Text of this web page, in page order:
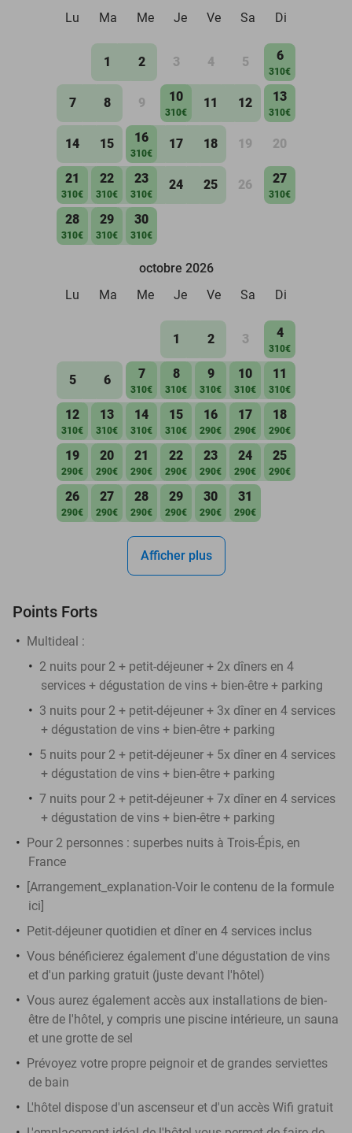
Lu
Ma Me Je Ve Sa Di
1 2 3 4 5 6
310€
7 8 9 10
310€
11 12 13
310€
14 15 16
310€
17 18 19 20
21
310€
22
310€
23
310€
24 25 26 27
310€
28
310€
29
310€
30
310€
octobre 2026
Lu
Ma Me Je Ve Sa Di
1 2 3 4
310€
5 6 7
310€
8
310€
9
310€
10
310€
11
310€
12
310€
13
310€
14
310€
15
310€
16
290€
17
290€
18
290€
19
290€
20
290€
21
290€
22
290€
23
290€
24
290€
25
290€
26
290€
27
290€
28
290€
29
290€
30
290€
31
290€
Afficher plus
Points Forts
Multideal :
2 nuits pour 2 + petit-déjeuner + 2x dîners en 4
services + dégustation de vins + bien-être + parking
3 nuits pour 2 + petit-déjeuner + 3x dîner en 4 services
+ dégustation de vins + bien-être + parking
5 nuits pour 2 + petit-déjeuner + 5x dîner en 4 services
+ dégustation de vins + bien-être + parking
7 nuits pour 2 + petit-déjeuner + 7x dîner en 4 services
+ dégustation de vins + bien-être + parking
Pour 2 personnes : superbes nuits à Trois-Épis, en
France
[Arrangement_explanation-Voir le contenu de la formule
ici]
Petit-déjeuner quotidien et dîner en 4 services inclus
Vous bénéficierez également d'une dégustation de vins
et d'un parking gratuit (juste devant l'hôtel)
Vous aurez également accès aux installations de bien-
être de l'hôtel, y compris une piscine intérieure, un sauna
et une grotte de sel
Prévoyez votre propre peignoir et de grandes serviettes
de bain
L'hôtel dispose d'un ascenseur et d'un accès Wifi gratuit